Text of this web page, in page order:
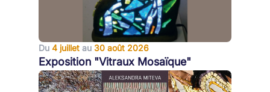
Du 4 juillet au 30 août 2026
Exposition "Vitraux Mosaïque"